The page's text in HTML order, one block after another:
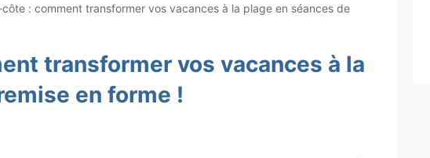
: comment transformer vos vacances à la plage en séances de
transformer vos vacances à la
en forme !